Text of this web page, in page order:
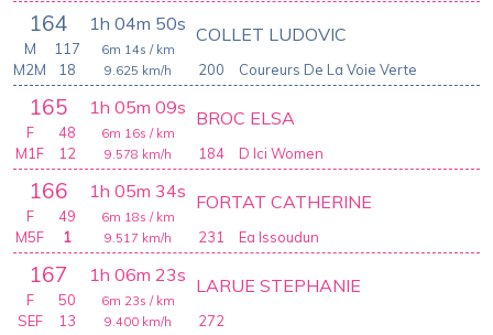
164 1h 04m 50s
200
COLLET LUDOVIC
6m 14s / km
9.625 km/h
M
117
M2M
18 Coureurs De La Voie Verte
165 1h 05m 09s
184
BROC ELSA
6m 16s / km
9.578 km/h
F
48
M1F
12 D Ici Women
166 1h 05m 34s
231
FORTAT CATHERINE
6m 18s / km
9.517 km/h
F
49
M5F
1 Ea Issoudun
167 1h 06m 23s
272
LARUE STEPHANIE
6m 23s / km
9.400 km/h
F
50
SEF
13